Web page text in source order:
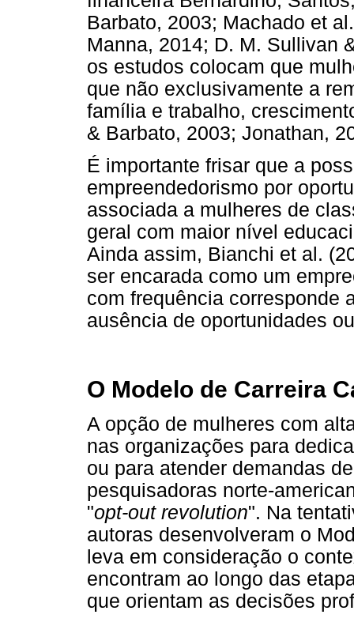
Barbato, 2003; Machado et
Manna, 2014; D. M. Sullivan
os estudos colocam que
que não exclusivamente a
família e trabalho,
& Barbato, 2003; Jonathan,
É importante frisar que a
empreendedorismo por
associada a mulheres de
geral com maior nível
Ainda assim, Bianchi et al.
ser encarada como um
com frequência corresponde
ausência de oportunidades
O Modelo de Carreira
A opção de mulheres com
nas organizações para
ou para atender demandas
pesquisadoras norte-
"opt-out revolution". Na
autoras desenvolveram o
leva em consideração o
encontram ao longo das
que orientam as decisões